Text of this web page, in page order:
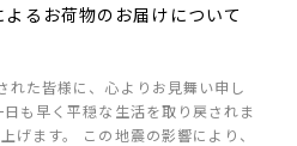
るお荷物のお届けについて
れた皆様に、心よりお見舞い申し
も早く平穏な生活を取り戻されま
げます。 この地震の影響により、